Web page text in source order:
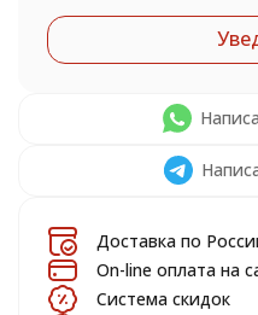
Доставка по
On-line оплата на
Система скидок